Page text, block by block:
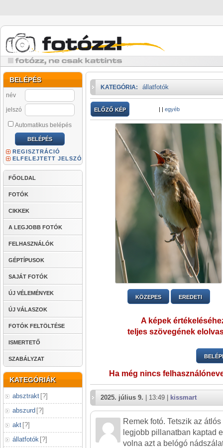
BELÉPÉS
név
jelszó
Automatikus belépés
REGISZTRÁCIÓ
ELFELEJTETT JELSZÓ
FŐOLDAL
FOTÓK
CIKKEK
A LEGJOBB FOTÓK
FELHASZNÁLÓK
GÉPTÍPUSOK
SAJÁT FOTÓK
ÚJ VÉLEMÉNYEK
ÚJ VÁLASZOK
FOTÓK FELTÖLTÉSE
ISMERTETŐ
SZABÁLYZAT
KATEGÓRIÁK
absztrakt [?]
abszurd [?]
akt [?]
állatfotók [?]
KATEGÓRIA: állatfotók
ELŐZŐ KÉP | | egyéb
KÖZEPES EREDETI
A képek
teljes szövegének
Ha még nincs
2025. július 9. | 13:49 | kissmart
Remek fotó. Tetszik az
legjobb pillanatban kaptad
volna azt a belógó